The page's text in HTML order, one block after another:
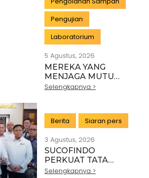
Pengujian
Laboratorium
5 Agustus, 2026
MEREKA YANG
MENJAGA MUTU
INDONESIA:
INDUSTRI
Selengkapnya >
Berita Siaran pers
3 Agustus, 2026
SUCOFINDO
PERKUAT TATA
KELOLA EKSPOR
Selengkapnya >